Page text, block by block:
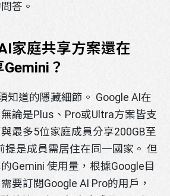
答。
家庭共享方案還在
？
知道的隱藏細節。 Google AI在
論是Plus、Pro或Ultra方案皆支
最多5位家庭成員分享200GB至
提是成員需居住在同一國家。 但
Gemini 使用量，根據Google目
要訂閱Google AI Pro的用戶，